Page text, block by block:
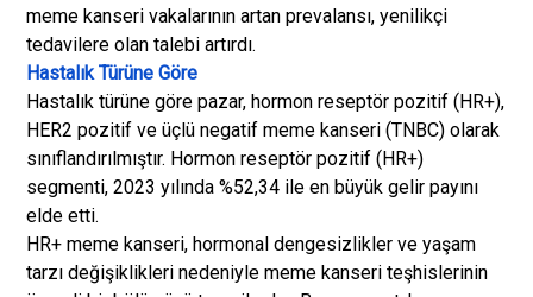
meme kanseri vakalarının artan prevalansı, yenilikçi
tedavilere olan talebi artırdı.
Hastalık Türüne Göre
Hastalık türüne göre pazar, hormon reseptör pozitif (HR+),
HER2 pozitif ve üçlü negatif meme kanseri (TNBC) olarak
sınıflandırılmıştır. Hormon reseptör pozitif (HR+)
segmenti, 2023 yılında %52,34 ile en büyük gelir payını
elde etti.
HR+ meme kanseri, hormonal dengesizlikler ve yaşam
tarzı değişiklikleri nedeniyle meme kanseri teşhislerinin